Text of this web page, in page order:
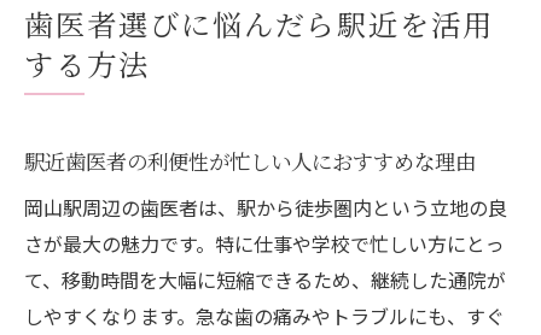
歯医者選びに悩んだら駅近を活用
する方法
駅近歯医者の利便性が忙しい人におすすめな理由
岡山駅周辺の歯医者は、駅から徒歩圏内という立地の良
さが最大の魅力です。特に仕事や学校で忙しい方にとっ
て、移動時間を大幅に短縮できるため、継続した通院が
しやすくなります。急な歯の痛みやトラブルにも、すぐ